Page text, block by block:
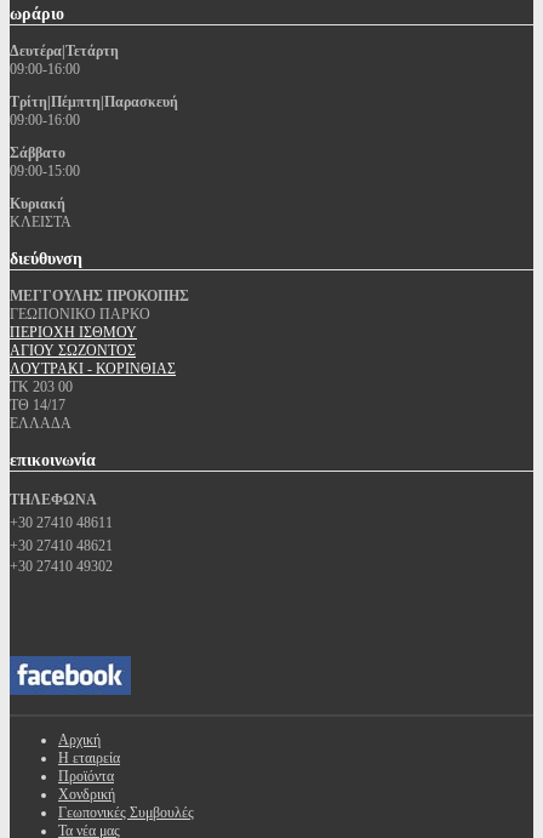
ωράριο
Δευτέρα|Τετάρτη
09:00-16:00
Τρίτη|Πέμπτη|Παρασκευή
09:00-16:00
Σάββατο
09:00-15:00
Κυριακή
ΚΛΕΙΣΤΑ
διεύθυνση
ΜΕΓΓΟΥΛΗΣ ΠΡΟΚΟΠΗΣ
ΓΕΩΠΟΝΙΚΟ ΠΑΡΚΟ
ΠΕΡΙΟΧΗ ΙΣΘΜΟΥ
ΑΓΙΟΥ ΣΩΖΟΝΤΟΣ
ΛΟΥΤΡΑΚΙ - ΚΟΡΙΝΘΙΑΣ
ΤΚ 203 00
ΤΘ 14/17
ΕΛΛΑΔΑ
επικοινωνία
ΤΗΛΕΦΩΝΑ
+30 27410 48611
+30 27410 48621
+30 27410 49302
Αρχική
Η εταιρεία
Προϊόντα
Χονδρική
Γεωπονικές Συμβουλές
Τα νέα μας